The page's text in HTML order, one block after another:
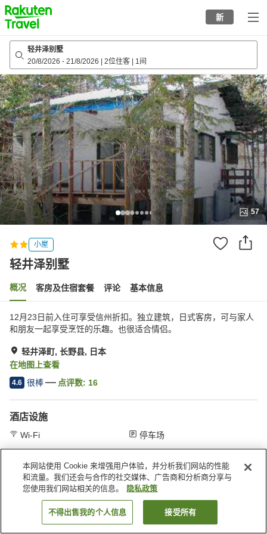
to
top
page
新
轻井泽别墅
20/8/2026 - 21/8/2026 2位住客 1间
57
小屋
轻井泽别墅
概况 客房及住宿套餐 评论 基本信息
12月23日前入住可享受信州折扣。独立建筑，日式客房，可与家人
和朋友一起享受烹饪的乐趣。也很适合情侣。
轻井泽町, 长野县, 日本
在地图上查看
4.6 很棒 点评数: 16
酒店设施
Wi-Fi 停车场
首页 日本 长野县 轻井泽町 轻井泽别墅
搜索客房
本网站使用 Cookie 来增强用户体验，并分析我们网站的性能
和流量。我们还会与合作的社交媒体、广告商和分析商分享与
您使用我们网站相关的信息。
隐私政策
不得出售我的个人信息 接受所有